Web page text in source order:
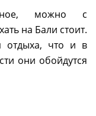
можно с
на Бали стоит.
отдыха, что и в
они обойдутся